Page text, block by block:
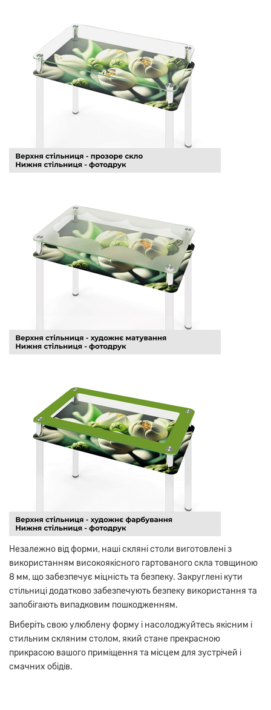
Незалежно від форми, наші скляні столи виготовлені з
використанням високоякісного гартованого скла товщиною
8 мм, що забезпечує міцність та безпеку. Закруглені кути
стільниці додатково забезпечують безпеку використання та
запобігають випадковим пошкодженням.
Виберіть свою улюблену форму і насолоджуйтесь якісним і
стильним скляним столом, який стане прекрасною
прикрасою вашого приміщення та місцем для зустрічей і
смачних обідів.